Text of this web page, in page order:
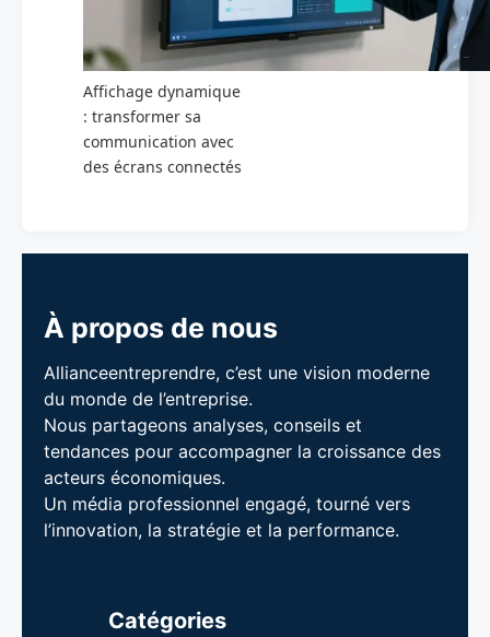
Affichage dynamique
: transformer sa
communication avec
des écrans connectés
À propos de nous
Allianceentreprendre, c’est une vision moderne
du monde de l’entreprise.
Nous partageons analyses, conseils et
tendances pour accompagner la croissance des
acteurs économiques.
Un média professionnel engagé, tourné vers
l’innovation, la stratégie et la performance.
Catégories